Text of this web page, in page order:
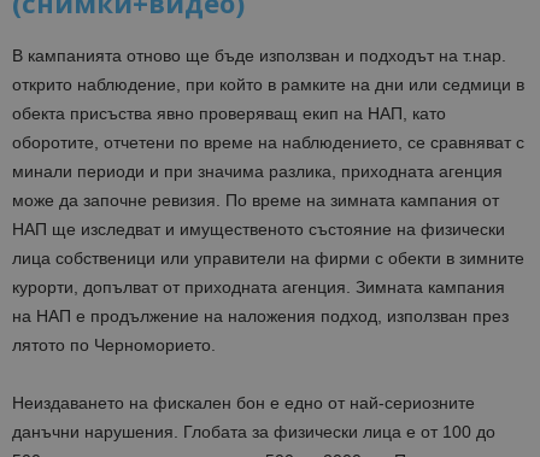
В кампанията отново ще бъде използван и подходът на т.нар.
открито наблюдение, при който в рамките на дни или седмици в
обекта присъства явно проверяващ екип на НАП, като
оборотите, отчетени по време на наблюдението, се сравняват с
минали периоди и при значима разлика, приходната агенция
може да започне ревизия. По време на зимната кампания от
НАП ще изследват и имущественото състояние на физически
лица собственици или управители на фирми с обекти в зимните
курорти, допълват от приходната агенция. Зимната кампания
на НАП е продължение на наложения подход, използван през
лятото по Черноморието.
Неиздаването на фискален бон е едно от най-сериозните
данъчни нарушения. Глобата за физически лица е от 100 до